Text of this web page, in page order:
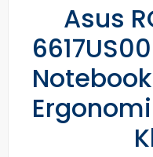
Asus
Notebook